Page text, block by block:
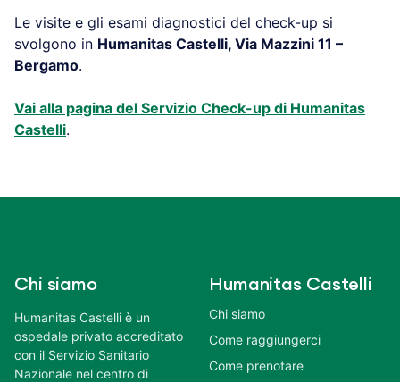
Le visite e gli esami diagnostici del check-up si
svolgono in Humanitas Castelli, Via Mazzini 11 –
Bergamo.
Vai alla pagina del Servizio Check-up di Humanitas
Castelli.
Chi siamo
Humanitas Castelli è un
ospedale privato accreditato
con il Servizio Sanitario
Nazionale nel centro di
Humanitas Castelli
Chi siamo
Come raggiungerci
Come prenotare